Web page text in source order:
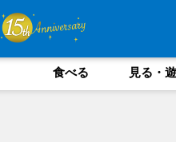
食べる 見る・